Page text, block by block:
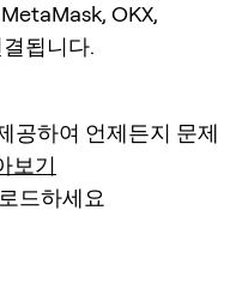
OKX,
됩니다.
공하여 언제든지 문제
보기
드하세요